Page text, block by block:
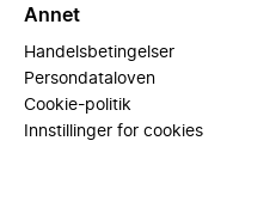
Annet
Handelsbetingelser
Persondataloven
Cookie-politik
Innstillinger for cookies